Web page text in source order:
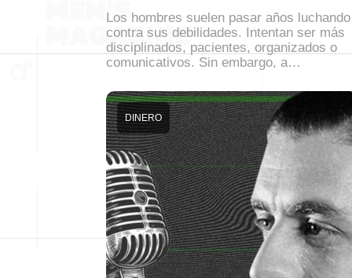
Los hombres suelen pasar años luchando
contra sus debilidades. Intentan ser más
disciplinados, pacientes, organizados o
comunicativos. Sin embargo, a…
DINERO